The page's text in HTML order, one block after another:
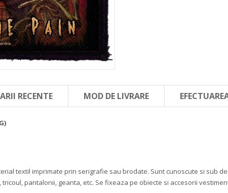
RECENTE MOD DE LIVRARE
textil imprimate prin serigrafie sau brodate. Sunt cunoscute si sub
pantalonii, geanta, etc. Se fixeaza pe obiecte si accesorii